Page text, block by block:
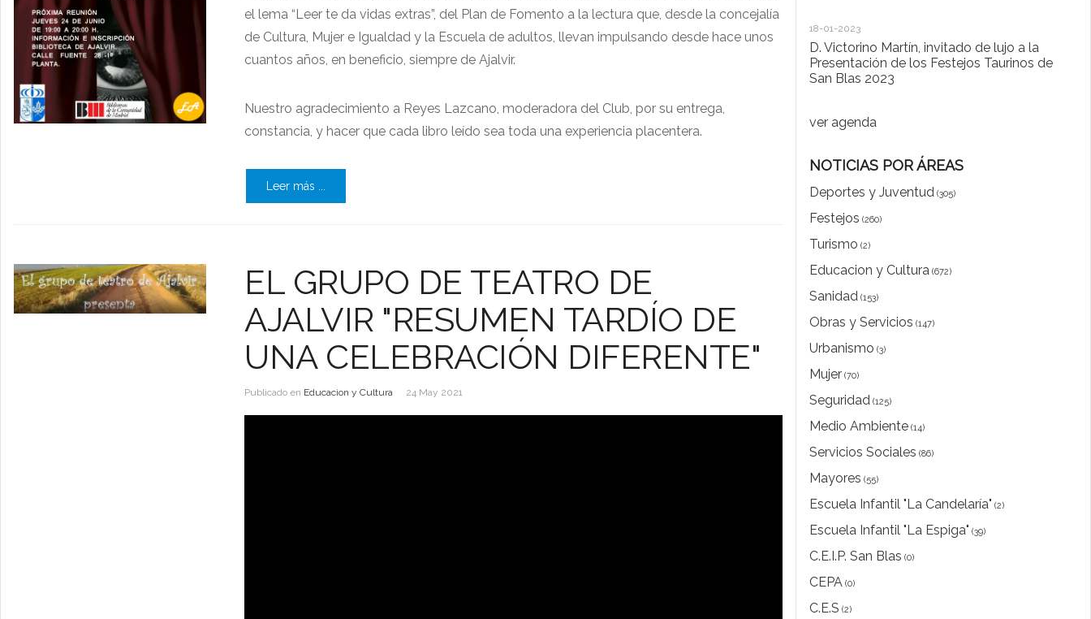
el lema “Leer te da vidas extras”, del Plan de Fomento a la lectura que, desde la concejalía
de Cultura, Mujer e Igualdad y la Escuela de adultos, llevan impulsando desde hace unos
cuantos años, en beneficio, siempre de Ajalvir.
Nuestro agradecimiento a Reyes Lazcano, moderadora del Club, por su entrega,
constancia, y hacer que cada libro leído sea toda una experiencia placentera.
Leer más ...
EL GRUPO DE TEATRO DE
AJALVIR "RESUMEN TARDÍO DE
UNA CELEBRACIÓN DIFERENTE"
Publicado en Educacion y Cultura 24 May 2021
18-01-2023
D. Victorino Martín, invitado de lujo a la
Presentación de los Festejos Taurinos de
San Blas 2023
ver agenda
NOTICIAS POR ÁREAS
Deportes y Juventud(305)
Festejos (260)
Turismo (2)
Educacion y Cultura(672)
Sanidad(153)
Obras y Servicios (147)
Urbanismo (3)
Mujer(70)
Seguridad(125)
Medio Ambiente(14)
Servicios Sociales (86)
Mayores (55)
Escuela Infantil "La Candelaría" (2)
Escuela Infantil "La Espiga" (39)
C.E.I.P. San Blas (0)
CEPA(0)
C.E.S (2)